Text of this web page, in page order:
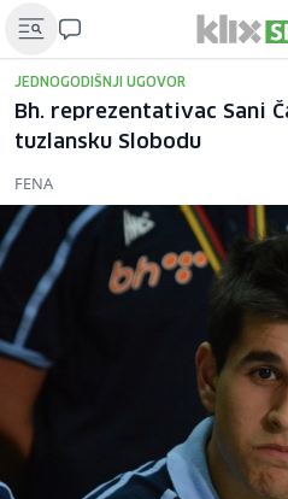
JEDNOGODIŠNJI UGOVOR
Bh. reprezentativac Sani
tuzlansku Slobodu
FENA